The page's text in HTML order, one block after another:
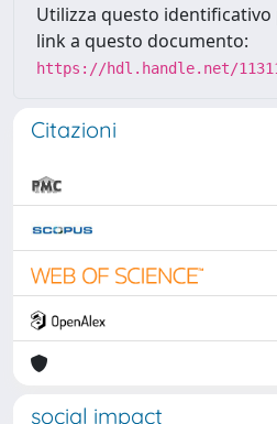
Utilizza questo
link a questo documento:
https://hdl.handle.net/
Citazioni
social impact